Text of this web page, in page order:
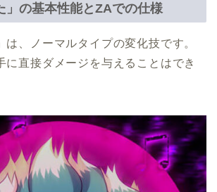
」の基本性能とZAでの仕様
は、ノーマルタイプの変化技です。
に直接ダメージを与えることはでき